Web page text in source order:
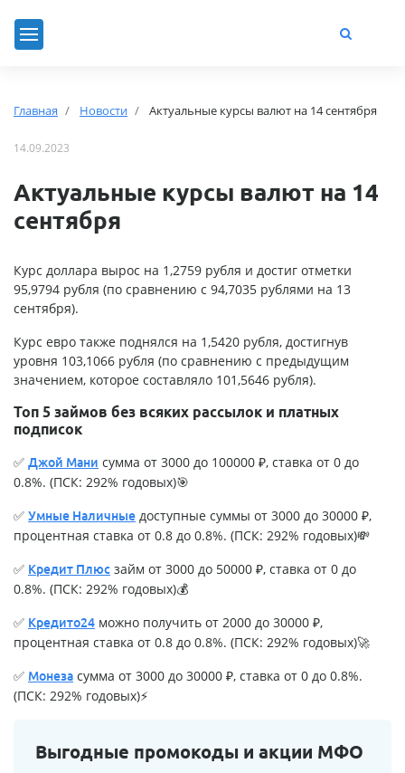
Главная Новости Актуальные курсы валют на 14 сентября
14.09.2023
Актуальные курсы валют на 14
сентября
Курс доллара вырос на 1,2759 рубля и достиг отметки
95,9794 рубля (по сравнению с 94,7035 рублями на 13
сентября).
Курс евро также поднялся на 1,5420 рубля, достигнув
уровня 103,1066 рубля (по сравнению с предыдущим
значением, которое составляло 101,5646 рубля).
Топ 5 займов без всяких рассылок и платных
подписок
✅ Джой Мани сумма от 3000 до 100000 ₽, ставка от 0 до
0.8%. (ПСК: 292% годовых)🎯
✅ Умные Наличные доступные суммы от 3000 до 30000 ₽,
процентная ставка от 0.8 до 0.8%. (ПСК: 292% годовых)💸
✅ Кредит Плюс займ от 3000 до 50000 ₽, ставка от 0 до
0.8%. (ПСК: 292% годовых)💰
✅ Кредито24 можно получить от 2000 до 30000 ₽,
процентная ставка от 0.8 до 0.8%. (ПСК: 292% годовых)🚀
✅ Монеза сумма от 3000 до 30000 ₽, ставка от 0 до 0.8%.
(ПСК: 292% годовых)⚡
Выгодные промокоды и акции МФО